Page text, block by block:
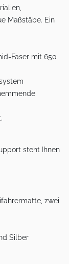
Maßstäbe. Ein
Faser mit 650
steht Ihnen
zwei
Silber